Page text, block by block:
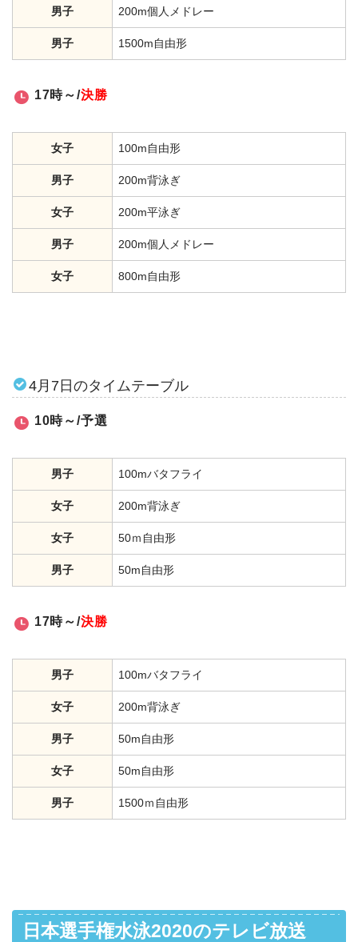
男子 200m個人メドレー
男子 1500m自由形
17時～/決勝
女子 100m自由形
男子 200m背泳ぎ
女子 200m平泳ぎ
男子 200m個人メドレー
女子 800m自由形
4月7日のタイムテーブル
10時～/予選
男子 100mバタフライ
女子 200m背泳ぎ
女子 50ｍ自由形
男子 50m自由形
17時～/決勝
男子 100mバタフライ
女子 200m背泳ぎ
男子 50m自由形
女子 50m自由形
男子 1500ｍ自由形
日本選手権水泳2020のテレビ放送